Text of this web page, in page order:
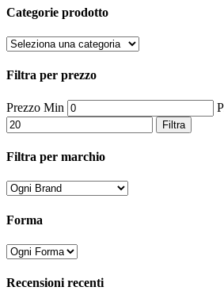
Categorie prodotto
Filtra per prezzo
Prezzo Min
Filtra
Filtra per marchio
Forma
Recensioni recenti